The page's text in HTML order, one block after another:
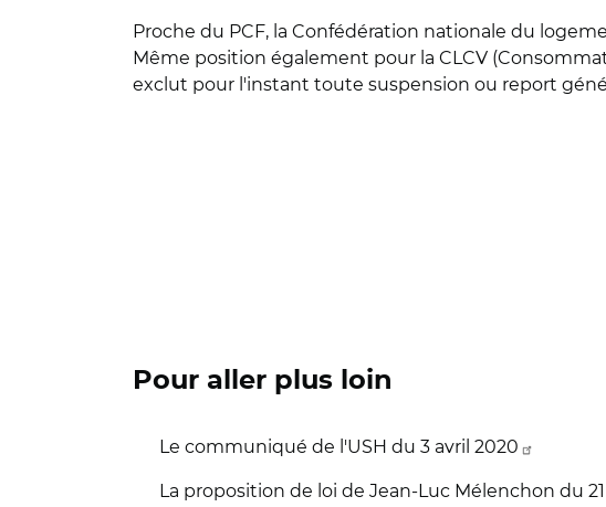
Proche du PCF, la Confédération nationale du
Même position également pour la CLCV
exclut pour l'instant toute suspension ou report
Pour aller plus loin
Le communiqué de l'USH du 3 avril 2020
La proposition de loi de Jean-Luc Mélenchon du